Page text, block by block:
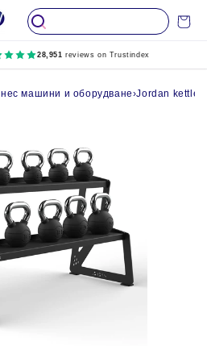
Количка
28,951 reviews on Trustindex
машини и оборудване›Jordan